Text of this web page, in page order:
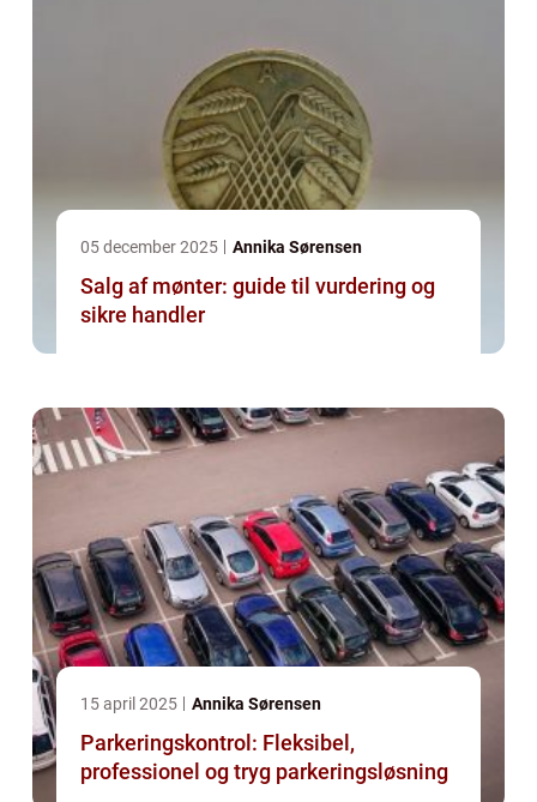
05 december 2025 Annika Sørensen
Salg af mønter: guide til vurdering og
sikre handler
15 april 2025 Annika Sørensen
Parkeringskontrol: Fleksibel,
professionel og tryg parkeringsløsning